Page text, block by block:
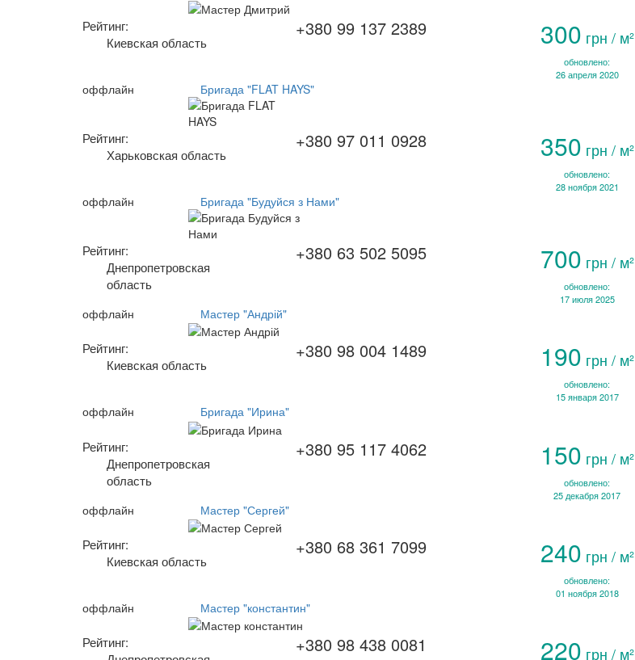
Рейтинг:
Киевская область
+380 99 137 2389 300 грн / м²
обновлено:
26 апреля 2020
оффлайн Бригада "FLAT HAYS"
Рейтинг:
Харьковская область
+380 97 011 0928 350 грн / м²
обновлено:
28 ноября 2021
оффлайн Бригада "Будуйся з Нами"
Рейтинг:
Днепропетровская
область
+380 63 502 5095 700 грн / м²
обновлено:
17 июля 2025
оффлайн Мастер "Андрій"
Рейтинг:
Киевская область
+380 98 004 1489 190 грн / м²
обновлено:
15 января 2017
оффлайн Бригада "Ирина"
Рейтинг:
Днепропетровская
область
+380 95 117 4062 150 грн / м²
обновлено:
25 декабря 2017
оффлайн Мастер "Сергей"
Рейтинг:
Киевская область
+380 68 361 7099 240 грн / м²
обновлено:
01 ноября 2018
оффлайн Мастер "константин"
Рейтинг:
+380 98 438 0081 220 грн / м²